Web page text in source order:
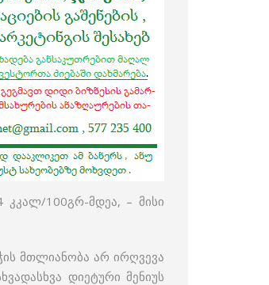
კკალ/100გრ-მდეა, – მისი
მთლიანობა არ ირღვევა
დიეტური მენიუს